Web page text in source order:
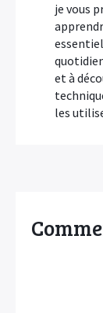
je vous
et à
les